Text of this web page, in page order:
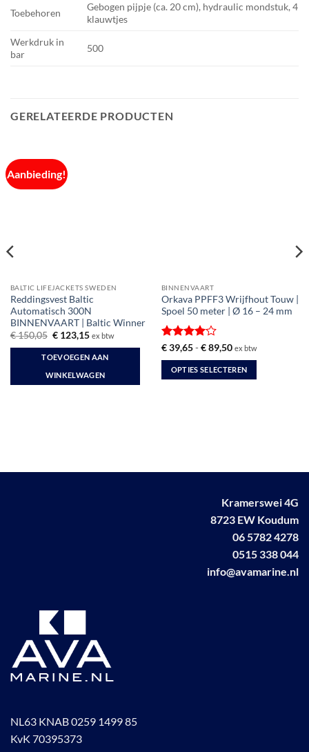
Toebehoren
Gebogen pijpje (ca. 20 cm), hydraulic mondstuk, 4
klauwtjes
Werkdruk in
bar
500
GERELATEERDE PRODUCTEN
Aanbieding!
BALTIC LIFEJACKETS SWEDEN
Reddingsvest Baltic
Automatisch 300N
BINNENVAART | Baltic Winner
€150,05 Oorspronkelijke
was:
€ 150,05.
€123,15Huidige
is:
€ 123,15.
ex btw
TOEVOEGEN AAN
WINKELWAGEN
BINNENVAART
Orkava PPFF3 Wrijfhout Touw |
Spoel 50 meter | Ø 16 – 24 mm
Gewaardeerd
4uit 5
€39,65 - €89,50Prijsklasse:
tot
€ 89,50
ex btw
OPTIES SELECTEREN
optie
Kramerswei 4G
8723 EW Koudum
06 5782 4278
0515 338 044
info@avamarine.nl
NL63 KNAB 0259 1499 85
KvK 70395373